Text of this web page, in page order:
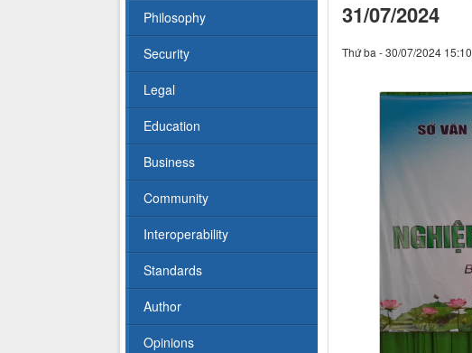
31/07/2024
Thứ ba - 30/07/2024 15:10
Philosophy
Security
Legal
Education
Business
Community
Interoperability
Standards
Author
Opinions